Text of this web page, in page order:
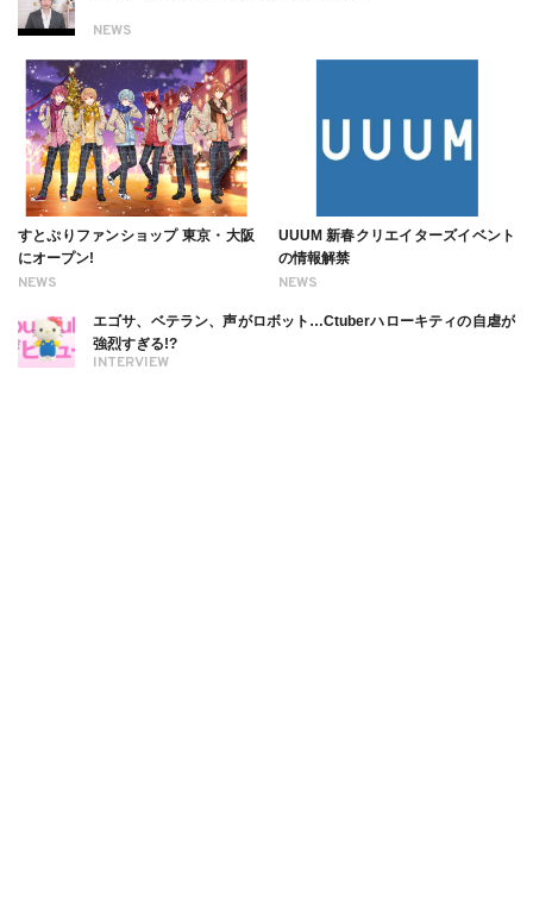
NEWS
NEWS
すとぷりファンショップ 東京・大阪
にオープン!
NEWS
UUUM 新春クリエイターズイベント
の情報解禁
INTERVIEW
エゴサ、ベテラン、声がロボット…Ctuberハローキティの自虐が
強烈すぎる!?